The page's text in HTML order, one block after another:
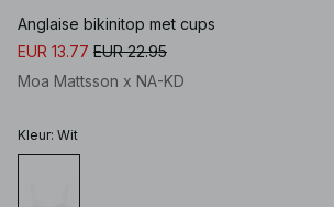
Anglaise bikinitop met cups
EUR 13.77 EUR 22.95
Moa Mattsson x NA-KD
Kleur: Wit